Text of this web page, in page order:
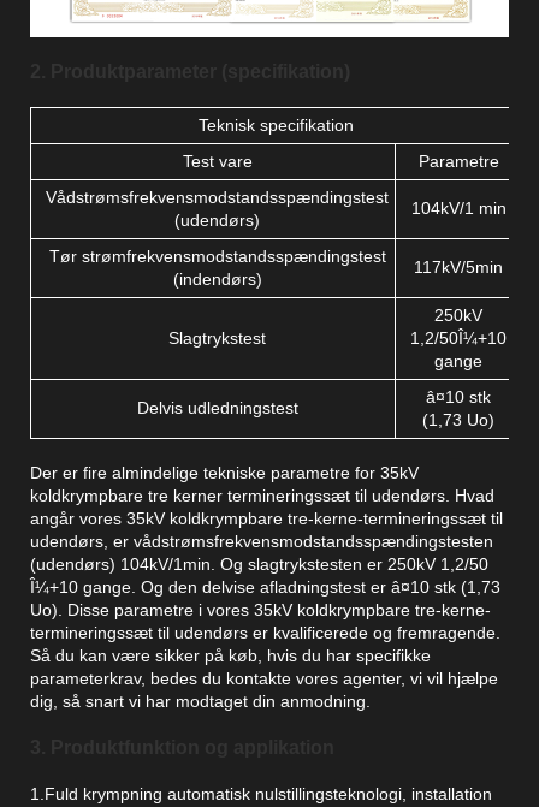
Teknisk specifikation
Test vare
Parametre
Vådstrømsfrekvensmodstandsspændingstest
(udendørs)
104kV/1 min
Tør strømfrekvensmodstandsspændingstest
(indendørs)
117kV/5min
Slagtrykstest
250kV
1,2/50Î¼+10
gange
Delvis udledningstest
â¤10 stk
(1,73 Uo)
Der er fire almindelige tekniske parametre for 35kV
koldkrympbare tre kerner termineringssæt til udendørs. Hvad
angår vores 35kV koldkrympbare tre-kerne-termineringssæt til
udendørs, er vådstrømsfrekvensmodstandsspændingstesten
(udendørs) 104kV/1min. Og slagtrykstesten er 250kV 1,2/50
Î¼+10 gange. Og den delvise afladningstest er â¤10 stk (1,73
Uo). Disse parametre i vores 35kV koldkrympbare tre-kerne-
termineringssæt til udendørs er kvalificerede og fremragende.
Så du kan være sikker på køb, hvis du har specifikke
parameterkrav, bedes du kontakte vores agenter, vi vil hjælpe
dig, så snart vi har modtaget din anmodning.
1.Fuld krympning automatisk nulstillingsteknologi, installation